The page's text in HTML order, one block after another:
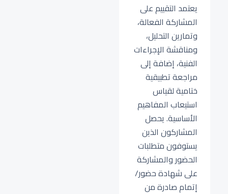
يعتمد التقييم على
المشاركة الفعالة،
وتمارين التحليل،
ومناقشة الإجراءات
الفنية، إضافة إلى
مراجعة تطبيقية
ختامية لقياس
استيعاب المفاهيم
الأساسية. يحصل
المشاركون الذين
يستوفون متطلبات
الحضور والمشاركة
على شهادة حضور/
إتمام صادرة من